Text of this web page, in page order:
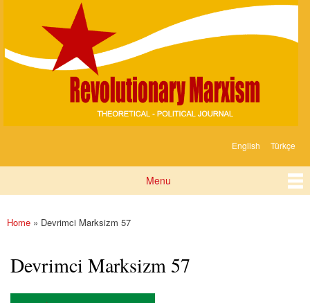
content
Marksizm
English Türkçe
Menu
You are here
Home » Devrimci Marksizm 57
Devrimci Marksizm 57